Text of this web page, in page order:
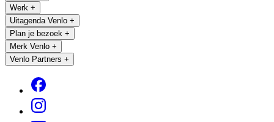
Werk +
Uitagenda Venlo +
Plan je bezoek +
Merk Venlo +
Venlo Partners +